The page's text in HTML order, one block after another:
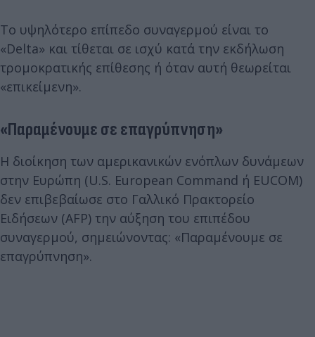
Το υψηλότερο επίπεδο συναγερμού είναι το
«Delta» και τίθεται σε ισχύ κατά την εκδήλωση
τρομοκρατικής επίθεσης ή όταν αυτή θεωρείται
«επικείμενη».
«Παραμένουμε σε επαγρύπνηση»
Η διοίκηση των αμερικανικών ενόπλων δυνάμεων
στην Ευρώπη (U.S. European Command ή EUCOM)
δεν επιβεβαίωσε στο Γαλλικό Πρακτορείο
Ειδήσεων (AFP) την αύξηση του επιπέδου
συναγερμού, σημειώνοντας: «Παραμένουμε σε
επαγρύπνηση».